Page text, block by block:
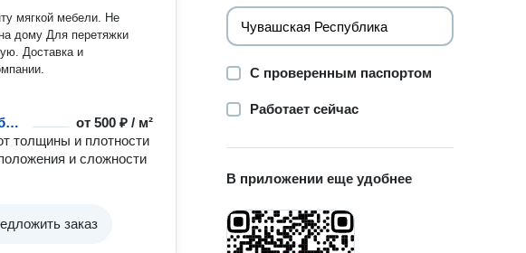
мягкой мебели. Не
дому Для перетяжки
Доставка и
Замена наполнителя в мягкой мебели от500 ₽ / м²
толщины и плотности
и сложности
заказ
С проверенным паспортом
Работает сейчас
В приложении еще удобнее